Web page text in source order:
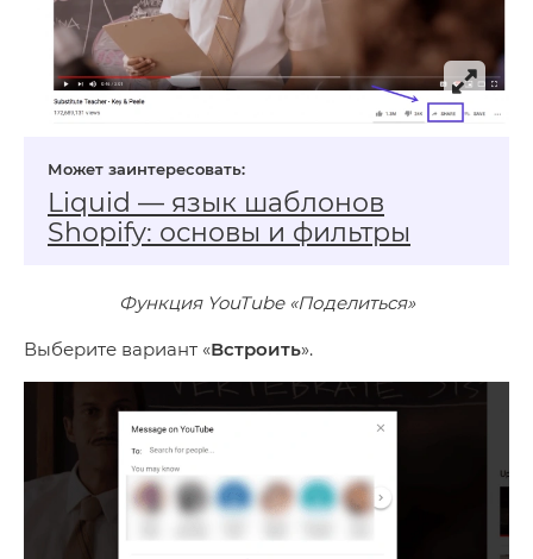
Liquid — язык шаблонов
Shopify: основы и фильтры
Функция YouTube «Поделиться»
Выберите вариант «Встроить».